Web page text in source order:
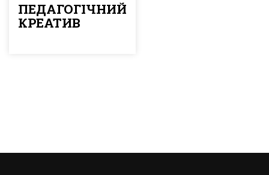
ПЕДАГОГІЧНИЙ
КРЕАТИВ